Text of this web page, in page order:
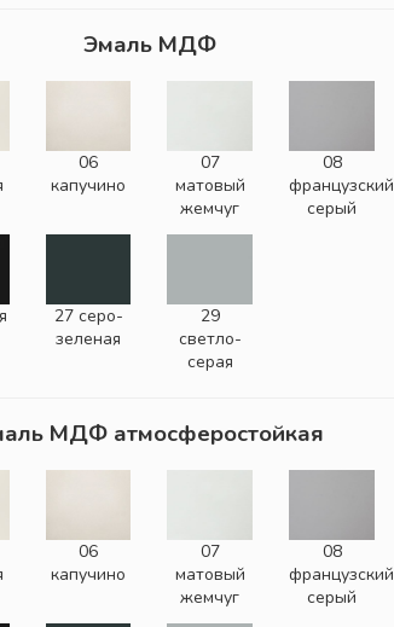
Эмаль МДФ
06
капучино
07
матовый
жемчуг
08
французский
серый
27 серо-
зеленая
29
светло-
серая
МДФ атмосферостойкая
06
капучино
07
матовый
жемчуг
08
французский
серый